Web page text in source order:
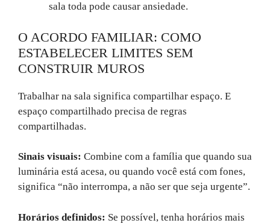
sala toda pode causar ansiedade.
O ACORDO FAMILIAR: COMO
ESTABELECER LIMITES SEM
CONSTRUIR MUROS
Trabalhar na sala significa compartilhar espaço. E
espaço compartilhado precisa de regras
compartilhadas.
Sinais visuais: Combine com a família que quando sua
luminária está acesa, ou quando você está com fones,
significa “não interrompa, a não ser que seja urgente”.
Horários definidos: Se possível, tenha horários mais